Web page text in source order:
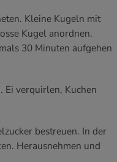
Kleine Kugeln mit
Kugel anordnen.
30 Minuten aufgehen
Ei verquirlen, Kuchen
bestreuen. In der
Herausnehmen und